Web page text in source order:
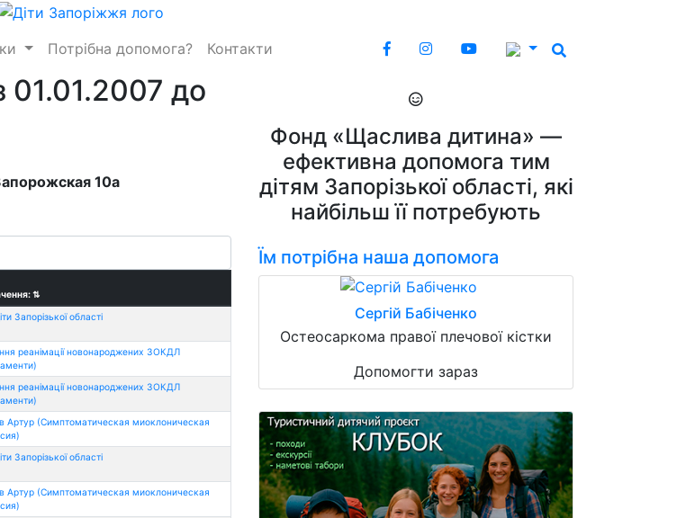
Потрібна допомога? Контакти
01.01.2007 до
10а
⇅
Запорізької області
реанімації новонароджених ЗОКДЛ
реанімації новонароджених ЗОКДЛ
Артур (Симптоматическая миоклоническая
Запорізької області
Артур (Симптоматическая миоклоническая
Фонд «Щаслива дитина» —
ефективна допомога тим
дітям Запорізької області, які
найбільш її потребують
Їм потрібна наша допомога
Сергій Бабіченко
Остеосаркома правої плечової кістки
Допомогти зараз